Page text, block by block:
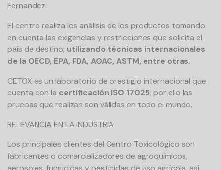
Fernandez.
El centro realiza los análisis de los productos tomando
en cuenta las exigencias y restricciones que solicita el
país de destino; utilizando técnicas internacionales
de la OECD, EPA, FDA, AOAC, ASTM, entre otras.
CETOX es un laboratorio de prestigio internacional que
cuenta con la certificación ISO 17025; por ello las
pruebas que realizan son válidas en todo el mundo.
RELEVANCIA EN LA INDUSTRIA
Los principales clientes del Centro Toxicológico son
fabricantes o comercializadores de agroquímicos,
aerosoles, fungicidas y pesticidas de uso agrícola, así